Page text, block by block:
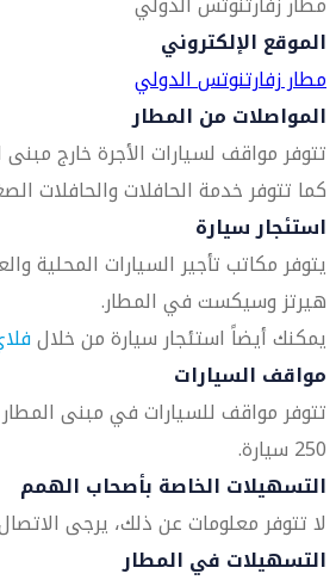
الموقع الإلكتروني
مطار زفارتنوتس الدولي
المواصلات من المطار
تتوفر مواقف لسيارات الأجرة خارج مبنى
كما تتوفر خدمة الحافلات والحافلات
استئجار سيارة
يتوفر مكاتب تأجير السيارات المحلية
هيرتز وسيكست في المطار.
يمكنك أيضاً استئجار سيارة من خلال
مواقف السيارات
250 سيارة.
التسهيلات الخاصة بأصحاب الهمم
لا تتوفر معلومات عن ذلك، يرجى
التسهيلات في المطار